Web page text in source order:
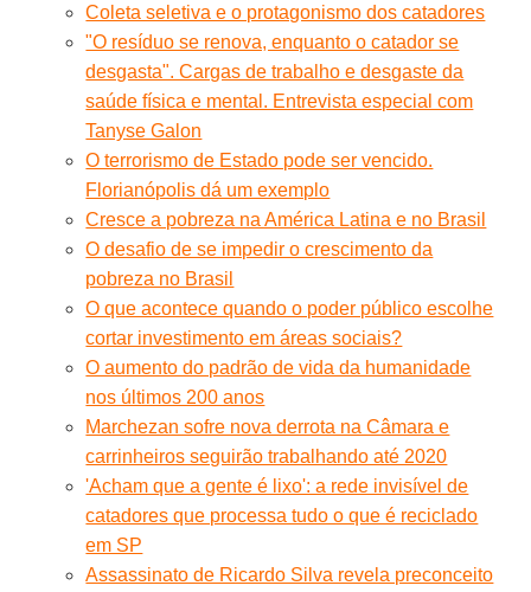
Coleta seletiva e o protagonismo dos catadores
"O resíduo se renova, enquanto o catador se
desgasta". Cargas de trabalho e desgaste da
saúde física e mental. Entrevista especial com
Tanyse Galon
O terrorismo de Estado pode ser vencido.
Florianópolis dá um exemplo
Cresce a pobreza na América Latina e no Brasil
O desafio de se impedir o crescimento da
pobreza no Brasil
O que acontece quando o poder público escolhe
cortar investimento em áreas sociais?
O aumento do padrão de vida da humanidade
nos últimos 200 anos
Marchezan sofre nova derrota na Câmara e
carrinheiros seguirão trabalhando até 2020
'Acham que a gente é lixo': a rede invisível de
catadores que processa tudo o que é reciclado
em SP
Assassinato de Ricardo Silva revela preconceito